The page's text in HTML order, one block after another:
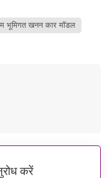
भूमिगत खनन कार मॉडल
करें